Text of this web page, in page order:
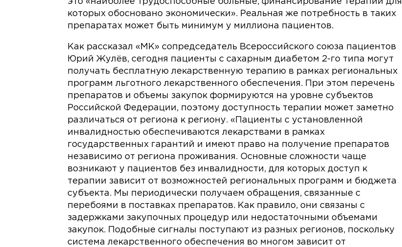
это «наиболее трудоспособные больные, финансирование терапии для
которых обосновано экономически». Реальная же потребность в таких
препаратах может быть минимум у миллиона пациентов.
Как рассказал «МК» сопредседатель Всероссийского союза пациентов
Юрий Жулёв, сегодня пациенты с сахарным диабетом 2-го типа могут
получать бесплатную лекарственную терапию в рамках региональных
программ льготного лекарственного обеспечения. При этом перечень
препаратов и объемы закупок формируются на уровне субъектов
Российской Федерации, поэтому доступность терапии может заметно
различаться от региона к региону. «Пациенты с установленной
инвалидностью обеспечиваются лекарствами в рамках
государственных гарантий и имеют право на получение препаратов
независимо от региона проживания. Основные сложности чаще
возникают у пациентов без инвалидности, для которых доступ к
терапии зависит от возможностей региональных программ и бюджета
субъекта. Мы периодически получаем обращения, связанные с
перебоями в поставках препаратов. Как правило, они связаны с
задержками закупочных процедур или недостаточными объемами
закупок. Подобные сигналы поступают из разных регионов, поскольку
система лекарственного обеспечения во многом зависит от